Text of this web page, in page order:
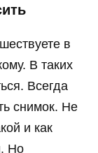
в
В таких
Всегда
снимок. Не
и как
Но